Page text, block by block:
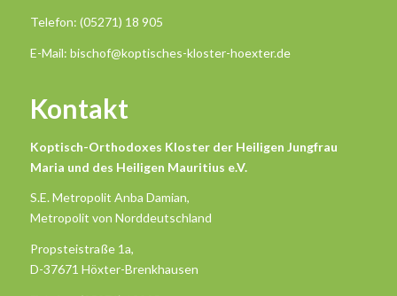
Telefon: (05271) 18 905
E-Mail: bischof@koptisches-kloster-hoexter.de
Kontakt
Koptisch-Orthodoxes Kloster der Heiligen Jungfrau
Maria und des Heiligen Mauritius e.V.
S.E. Metropolit Anba Damian,
Metropolit von Norddeutschland
Propsteistraße 1a,
D-37671 Höxter-Brenkhausen